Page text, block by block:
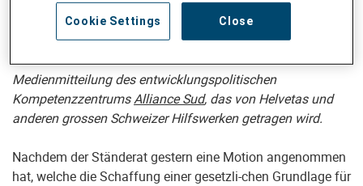
von Schweizer Unternehmen zweckentfremdet
Medienmitteilung des entwicklungspolitischen
KompetenzzentrumsAlliance Sud, das von Helvetas und
anderen grossen Schweizer Hilfswerken getragen wird.
Nachdem der Ständerat gestern eine Motion angenommen
hat, welche die Schaffung einer gesetzli-chen Grundlage für
Close
Cookie Settings